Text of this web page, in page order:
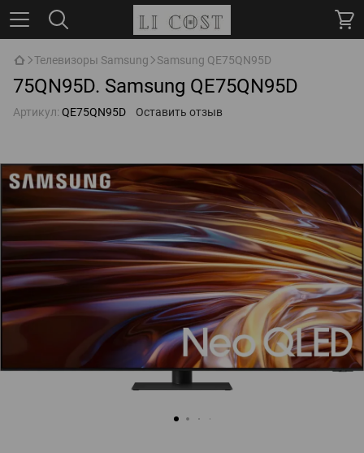
Телевизоры Samsung Samsung QE75QN95D
75QN95D. Samsung QE75QN95D
Артикул: QE75QN95D Оставить отзыв